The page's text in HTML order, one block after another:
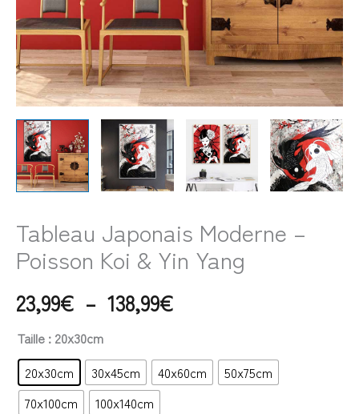
Tableau Japonais Moderne –
Poisson Koi & Yin Yang
23,99€ – 138,99€
Taille : 20x30cm
20x30cm
30x45cm 40x60cm
50x75cm
70x100cm
100x140cm
Yang